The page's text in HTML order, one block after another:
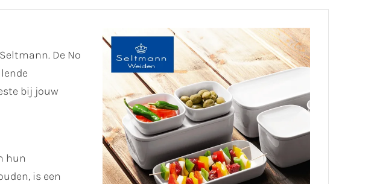
De No
bij jouw
hun
is een